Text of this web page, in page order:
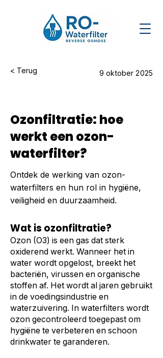
< Terug 9 oktober 2025
Ozonfiltratie: hoe
werkt een ozon-
waterfilter?
Ontdek de werking van ozon-
waterfilters en hun rol in hygiëne,
veiligheid en duurzaamheid.
Wat is ozonfiltratie?
Ozon (O3) is een gas dat sterk
oxiderend werkt. Wanneer het in
water wordt opgelost, breekt het
bacteriën, virussen en organische
stoffen af. Het wordt al jaren gebruikt
in de voedingsindustrie en
waterzuivering. In waterfilters wordt
ozon gecontroleerd toegepast om
hygiëne te verbeteren en schoon
drinkwater te garanderen.